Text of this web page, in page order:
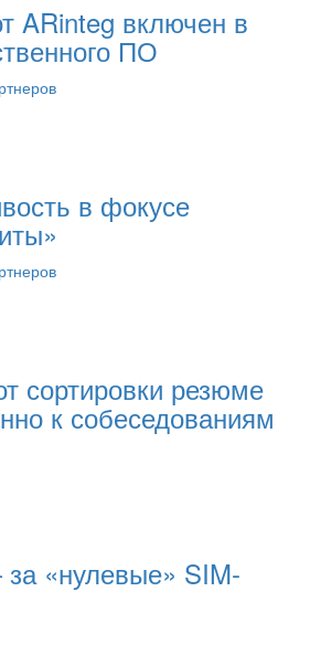
ARinteg включен в
ПО
в фокусе
сортировки резюме
к собеседованиям
«нулевые» SIM-